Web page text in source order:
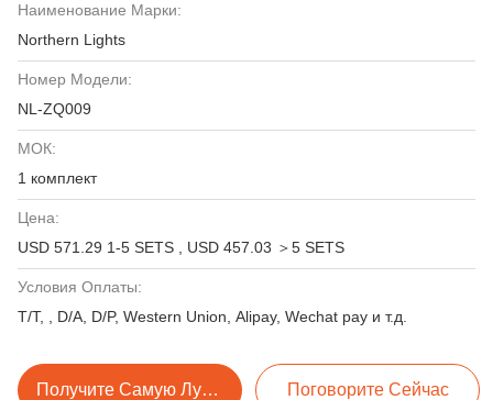
Наименование Марки:
Northern Lights
Номер Модели:
NL-ZQ009
МОК:
1 комплект
Цена:
USD 571.29 1-5 SETS , USD 457.03 ＞5 SETS
Условия Оплаты:
T/T, , D/A, D/P, Western Union, Alipay, Wechat pay и т.д.
Получите Самую Лучшую Цену Поговорите Сейчас